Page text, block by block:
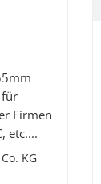
für
Firmen
etc....
KG